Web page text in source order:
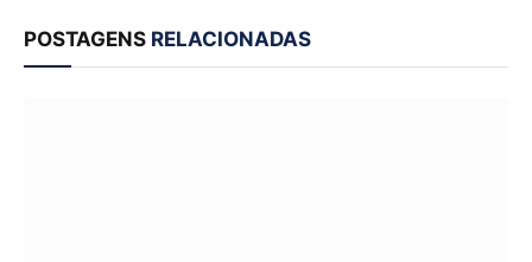
POSTAGENS RELACIONADAS